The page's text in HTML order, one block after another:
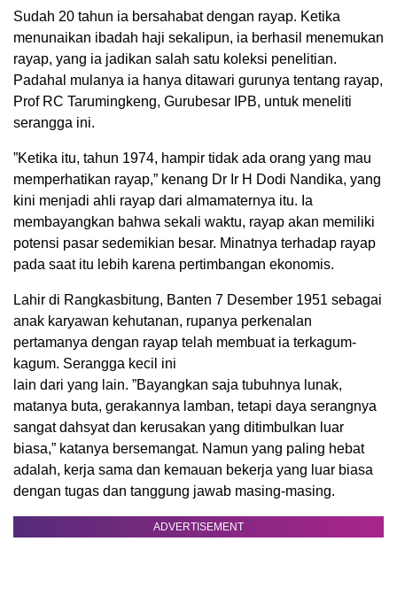
Sudah 20 tahun ia bersahabat dengan rayap. Ketika
menunaikan ibadah haji sekalipun, ia berhasil menemukan
rayap, yang ia jadikan salah satu koleksi penelitian.
Padahal mulanya ia hanya ditawari gurunya tentang rayap,
Prof RC Tarumingkeng, Gurubesar IPB, untuk meneliti
serangga ini.
”Ketika itu, tahun 1974, hampir tidak ada orang yang mau
memperhatikan rayap,” kenang Dr Ir H Dodi Nandika, yang
kini menjadi ahli rayap dari almamaternya itu. Ia
membayangkan bahwa sekali waktu, rayap akan memiliki
potensi pasar sedemikian besar. Minatnya terhadap rayap
pada saat itu lebih karena pertimbangan ekonomis.
Lahir di Rangkasbitung, Banten 7 Desember 1951 sebagai
anak karyawan kehutanan, rupanya perkenalan
pertamanya dengan rayap telah membuat ia terkagum-
kagum. Serangga kecil ini
lain dari yang lain. ”Bayangkan saja tubuhnya lunak,
matanya buta, gerakannya lamban, tetapi daya serangnya
sangat dahsyat dan kerusakan yang ditimbulkan luar
biasa,” katanya bersemangat. Namun yang paling hebat
adalah, kerja sama dan kemauan bekerja yang luar biasa
dengan tugas dan tanggung jawab masing-masing.
ADVERTISEMENT